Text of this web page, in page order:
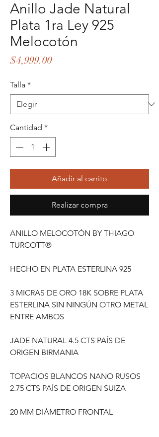
Anillo Jade Natural
Plata 1ra Ley 925
Melocotón
$4,999.00Precio
Talla *
Cantidad *
Añadir al carrito
Realizar compra
ANILLO MELOCOTÓN BY THIAGO
TURCOTT®
HECHO EN PLATA ESTERLINA 925
3 MICRAS DE ORO 18K SOBRE PLATA
ESTERLINA SIN NINGÚN OTRO METAL
ENTRE AMBOS
JADE NATURAL 4.5 CTS PAÍS DE
ORIGEN BIRMANIA
TOPACIOS BLANCOS NANO RUSOS
2.75 CTS PAÍS DE ORIGEN SUIZA
20 MM DIÁMETRO FRONTAL